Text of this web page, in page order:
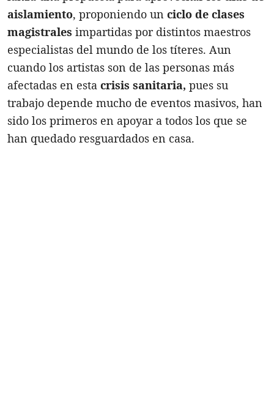
aislamiento, proponiendo un ciclo de clases
magistrales impartidas por distintos maestros
especialistas del mundo de los títeres. Aun
cuando los artistas son de las personas más
afectadas en esta crisis sanitaria, pues su
trabajo depende mucho de eventos masivos, han
sido los primeros en apoyar a todos los que se
han quedado resguardados en casa.